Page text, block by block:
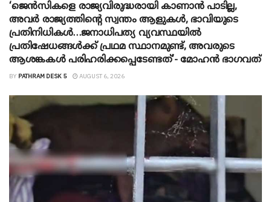
‘ജെൻസികളെ രാജ്യവിരുദ്ധരായി കാണാൻ പാടില്ല,
അവർ രാജ്യത്തിന്റെ സ്വന്തം ആളുകൾ, ഭാവിയുടെ
പ്രതിനിധികൾ…ജനാധിപത്യ വ്യവസ്ഥയിൽ
പ്രതിഷേധങ്ങൾക്ക് പ്രഥമ സ്ഥാനമുണ്ട്, അവരുടെ
ആശങ്കകൾ പരിഹരിക്കപ്പെടേണ്ടത്’- മോഹൻ ഭാ​ഗവത്
BY PATHRAM DESK 5 AUGUST 6, 2026